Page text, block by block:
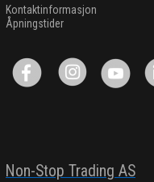
Kontaktinformasjon
Åpningstider
Non-Stop Trading AS